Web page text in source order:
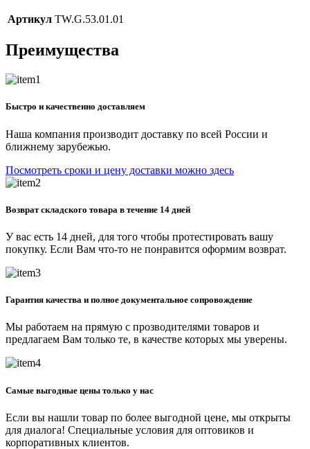
Артикул TW.G.53.01.01
Преимущества
Быстро и качественно доставляем
Наша компания производит доставку по всей России и
ближнему зарубежью.
Посмотреть сроки и цену доставки можно здесь
Возврат складского товара в течение 14 дней
У вас есть 14 дней, для того чтобы протестировать вашу
покупку. Если Вам что-то не понравится оформим возврат.
Гарантия качества и полное документальное сопровождение
Мы работаем на прямую с прозводителями товаров и
предлагаем Вам только те, в качестве которых мы уверены.
Самые выгодные цены только у нас
Если вы нашли товар по более выгодной цене, мы открыты
для диалога! Специальные условия для оптовиков и
корпоративных клиентов.